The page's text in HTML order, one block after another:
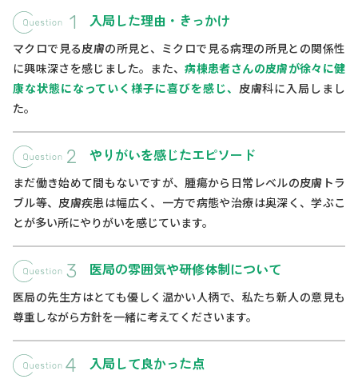
入局した理由・きっかけ
マクロで見る皮膚の所見と、ミクロで見る病理の所見との関係性
に興味深さを感じました。また、病棟患者さんの皮膚が徐々に健
康な状態になっていく様子に喜びを感じ、 皮膚科に入局しまし
た。
やりがいを感じたエピソード
まだ働き始めて間もないですが、腫瘍から日常レベルの皮膚トラ
ブル等、皮膚疾患は幅広く、一方で病態や治療は奥深く、学ぶこ
とが多い所にやりがいを感じています。
医局の雰囲気や研修体制について
医局の先生方はとても優しく温かい人柄で、私たち新人の意見も
尊重しながら方針を一緒に考えてくださいます。
入局して良かった点